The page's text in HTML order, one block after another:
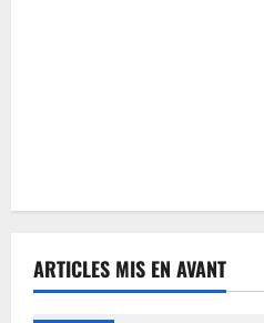
ARTICLES MIS EN AVANT